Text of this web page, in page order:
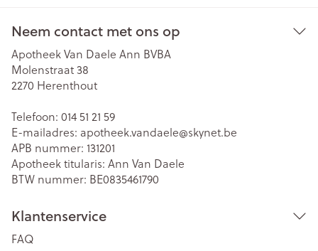
Neem contact met ons op
Apotheek Van Daele Ann BVBA
Molenstraat 38
2270 Herenthout
Telefoon: 014 51 21 59
E-mailadres: apotheek.vandaele@skynet.be
APB nummer: 131201
Apotheek titularis: Ann Van Daele
BTW nummer: BE0835461790
Klantenservice
FAQ